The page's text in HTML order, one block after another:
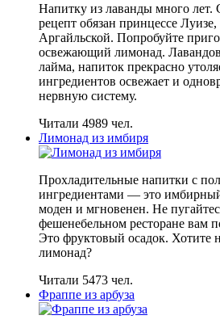
Напитку из лаванды много
рецепт обязан принцессе
Аргайльской. Попробуйте
освежающий лимонад.
лайма, напиток прекрасно
ингредиентов освежает и
нервную систему.
Читали 4989 чел.
Лимонад из имбиря
Прохладительные напитки с
ингредиентами — это
моден и мгновенен. Не
фешенебельном ресторане вам
Это фруктовый осадок. Хотите
лимонад?
Читали 5473 чел.
Фраппе из арбуза